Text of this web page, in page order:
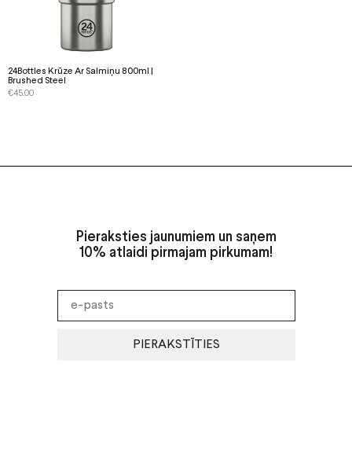
24Bottles Krūze Ar Salmiņu 800ml |
Brushed Steel
€45.00
Pieraksties jaunumiem un saņem
10% atlaidi pirmajam pirkumam!
PIERAKSTĪTIES